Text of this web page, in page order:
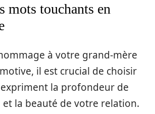
mots touchants en
à votre grand-mère
il est crucial de choisir
la profondeur de
la beauté de votre relation.